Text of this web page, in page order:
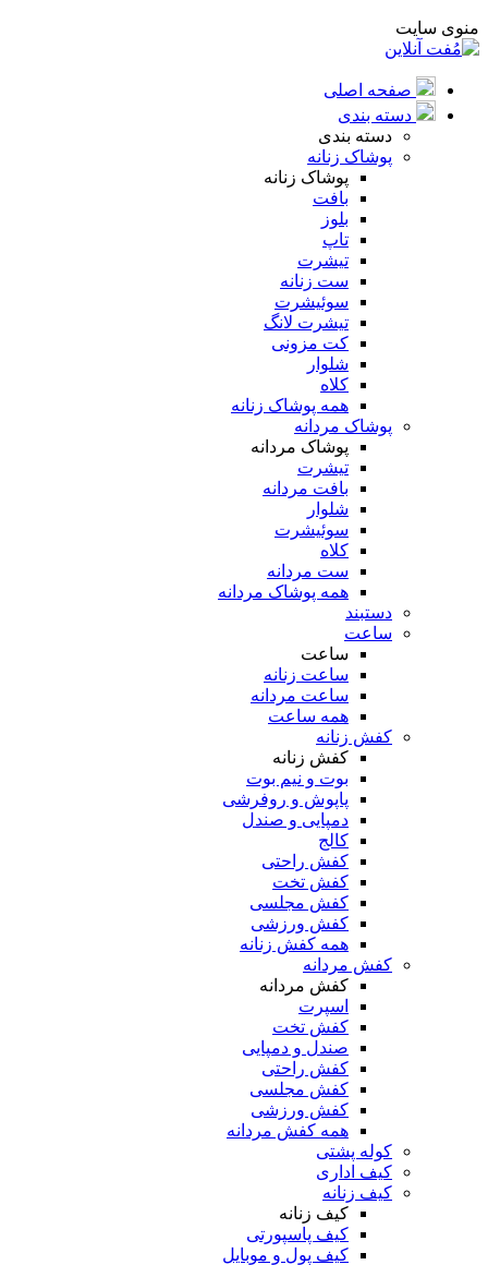
منوی سایت
صفحه اصلی
دسته بندی
دسته بندی
پوشاک زنانه
پوشاک زنانه
بافت
بلوز
تاپ
تیشرت
ست زنانه
سوئیشرت
تیشرت لانگ
کت مزونی
شلوار
کلاه
همه پوشاک زنانه
پوشاک مردانه
پوشاک مردانه
تیشرت
بافت مردانه
شلوار
سوئیشرت
کلاه
ست مردانه
همه پوشاک مردانه
دستبند
ساعت
ساعت
ساعت زنانه
ساعت مردانه
همه ساعت
کفش زنانه
کفش زنانه
بوت و نیم بوت
پاپوش و روفرشی
دمپایی و صندل
کالج
کفش راحتی
کفش تخت
کفش مجلسی
کفش ورزشی
همه کفش زنانه
کفش مردانه
کفش مردانه
اسپرت
کفش تخت
صندل و دمپایی
کفش راحتی
کفش مجلسی
کفش ورزشی
همه کفش مردانه
کوله پشتی
کیف اداری
کیف زنانه
کیف زنانه
کیف پاسپورتی
کیف پول و موبایل